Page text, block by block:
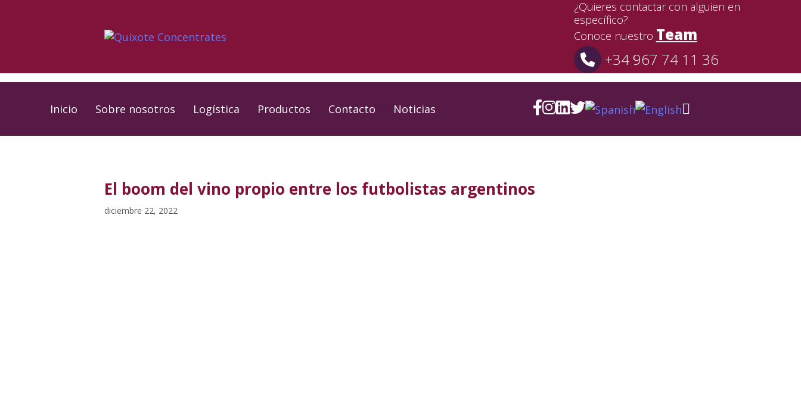
Skip
¿Quieres contactar con alguien en
específico?
Conoce nuestro Team
+34 967 74 11 36
Inicio Sobre nosotros Logística Productos Contacto Noticias
El boom del vino propio entre los futbolistas argentinos
diciembre 22, 2022